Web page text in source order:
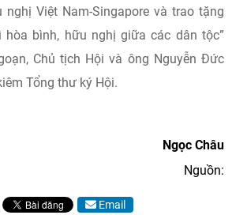
Việt Nam-Singapore và trao tặng
hòa bình, hữu nghị giữa các dân tộc”
Chủ tịch Hội và ông Nguyễn Đức
Tổng thư ký Hội.
Ngọc Châu
Nguồn:
Email